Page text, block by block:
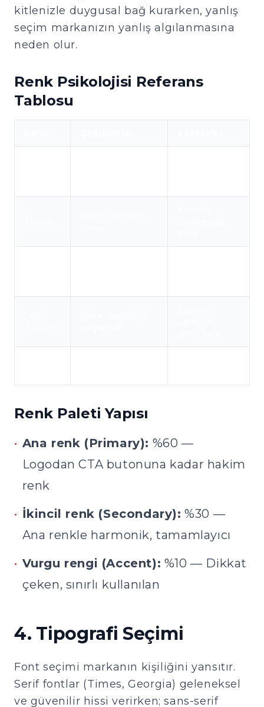
kitlenizle duygusal bağ kurarken, yanlış
seçim markanızın yanlış algılanmasına
neden olur.
Renk Psikolojisi Referans
Tablosu
Renk Paleti Yapısı
• Ana renk (Primary): %60 —
Logodan CTA butonuna kadar hakim
renk
• İkincil renk (Secondary): %30 —
Ana renkle harmonik, tamamlayıcı
• Vurgu rengi (Accent): %10 — Dikkat
çeken, sınırlı kullanılan
4. Tipografi Seçimi
Font seçimi markanın kişiliğini yansıtır.
Serif fontlar (Times, Georgia) geleneksel
ve güvenilir hissi verirken; sans-serif